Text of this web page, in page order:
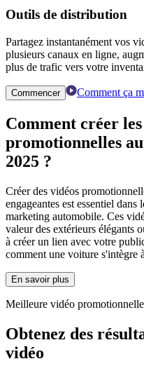
Outils de distribution
Partagez instantanément vos
plusieurs canaux en ligne,
plus de trafic vers votre
Commencer Comment ça
Comment créer les
promotionnelles
2025 ?
Créer des vidéos
engageantes est essentiel
marketing automobile. Ces
valeur des extérieurs élégants
à créer un lien avec votre
comment une voiture s'intègre
En savoir plus
Meilleure vidéo
Obtenez des
vidéo